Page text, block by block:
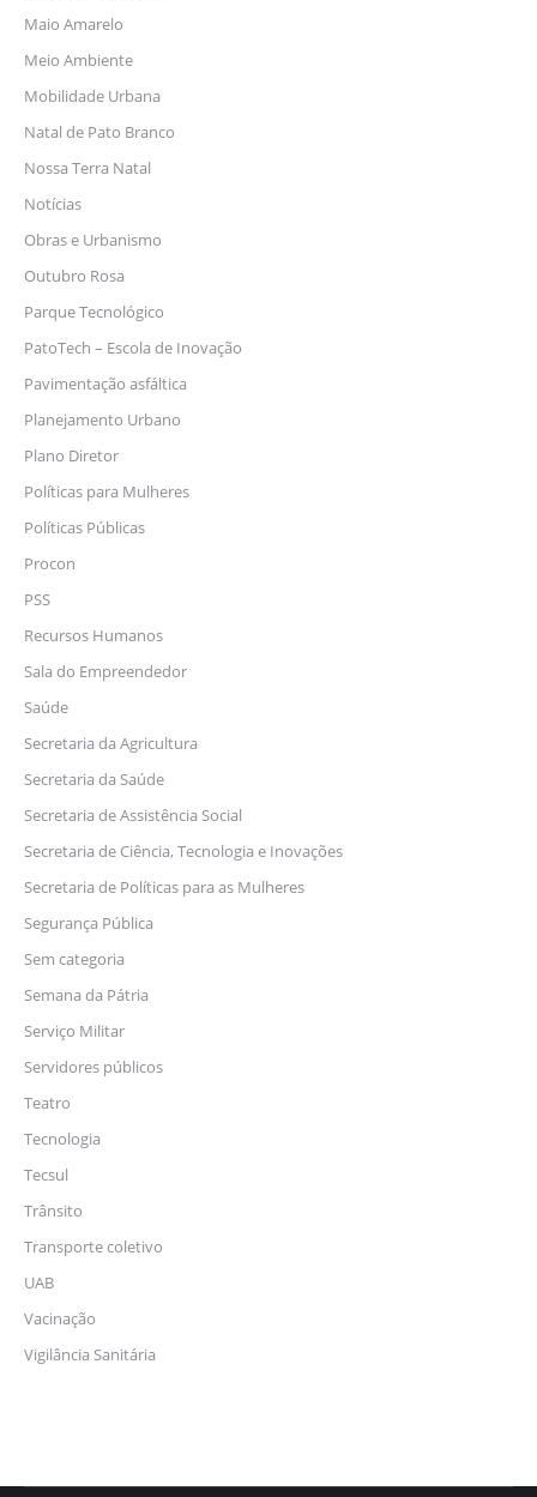
Maio Amarelo
Meio Ambiente
Mobilidade Urbana
Natal de Pato Branco
Nossa Terra Natal
Notícias
Obras e Urbanismo
Outubro Rosa
Parque Tecnológico
PatoTech – Escola de Inovação
Pavimentação asfáltica
Planejamento Urbano
Plano Diretor
Políticas para Mulheres
Políticas Públicas
Procon
PSS
Recursos Humanos
Sala do Empreendedor
Saúde
Secretaria da Agricultura
Secretaria da Saúde
Secretaria de Assistência Social
Secretaria de Ciência, Tecnologia e Inovações
Secretaria de Políticas para as Mulheres
Segurança Pública
Sem categoria
Semana da Pátria
Serviço Militar
Servidores públicos
Teatro
Tecnologia
Tecsul
Trânsito
Transporte coletivo
UAB
Vacinação
Vigilância Sanitária